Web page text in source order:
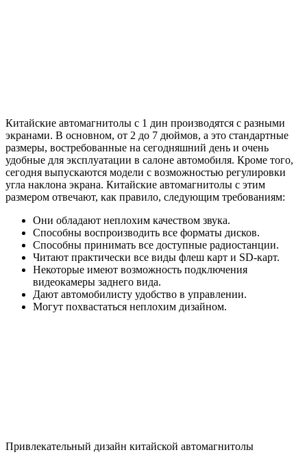
Китайские автомагнитолы с 1 дин производятся с разными
экранами. В основном, от 2 до 7 дюймов, а это стандартные
размеры, востребованные на сегодняшний день и очень
удобные для эксплуатации в салоне автомобиля. Кроме того,
сегодня выпускаются модели с возможностью регулировки
угла наклона экрана. Китайские автомагнитолы с этим
размером отвечают, как правило, следующим требованиям:
Они обладают неплохим качеством звука.
Способны воспроизводить все форматы дисков.
Способны принимать все доступные радиостанции.
Читают практически все виды флеш карт и SD-карт.
Некоторые имеют возможность подключения
видеокамеры заднего вида.
Дают автомобилисту удобство в управлении.
Могут похвастаться неплохим дизайном.
Привлекательный дизайн китайской автомагнитолы